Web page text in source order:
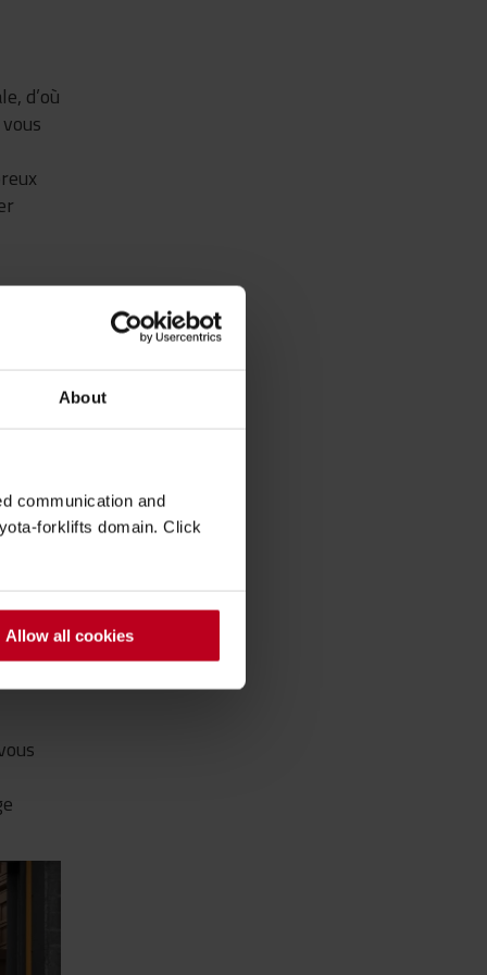
About
communication and
forklifts domain. Click
Allow all cookies
d’où
où